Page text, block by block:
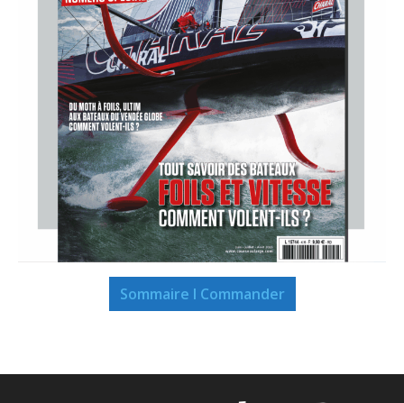
Sommaire I Commander